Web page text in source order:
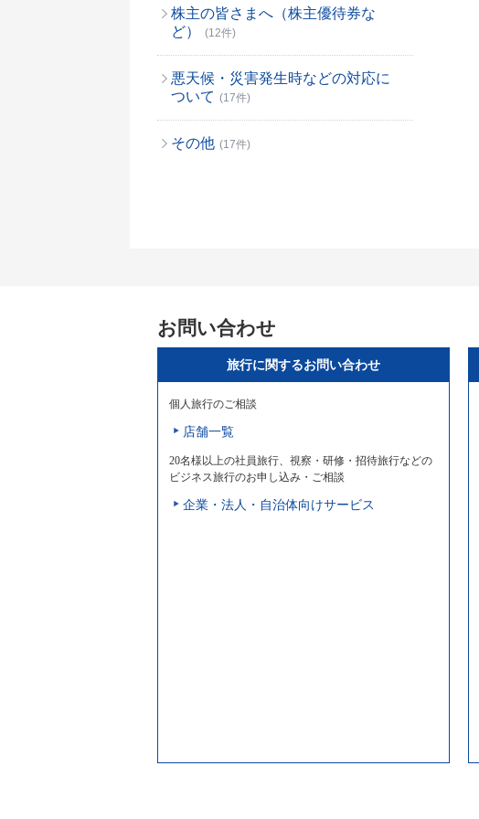
株主の皆さまへ（株主優待券な
ど）
(12件)
悪天候・災害発生時などの対応に
ついて (17件)
その他 (17件)
お問い合わせ
旅行に関するお問い合わせ
個人旅行のご相談
店舗一覧
20名様以上の社員旅行、視察・研修・招待旅行などの
ビジネス旅行のお申し込み・ご相談
企業・法人・自治体向けサービス